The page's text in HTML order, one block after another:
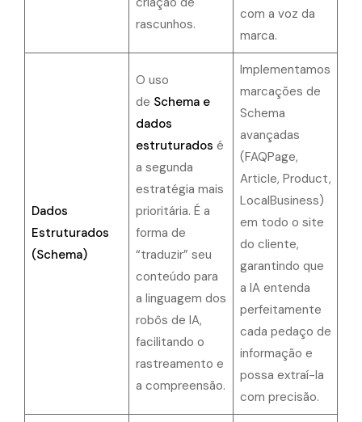
rascunhos.
com a voz da
marca.
Dados
Estruturados
(Schema)
O uso
de Schema e
dados
estruturados é
a segunda
estratégia mais
prioritária. É a
forma de
“traduzir” seu
conteúdo para
a linguagem dos
robôs de IA,
facilitando o
rastreamento e
a compreensão.
Implementamos
marcações de
Schema
avançadas
(FAQPage,
Article, Product,
LocalBusiness)
em todo o site
do cliente,
garantindo que
a IA entenda
perfeitamente
cada pedaço de
informação e
possa extraí-la
com precisão.